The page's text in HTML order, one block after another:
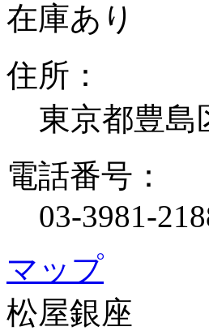
在庫あり
住所：
東京都豊
電話番号：
03-3981-
マップ
松屋銀座